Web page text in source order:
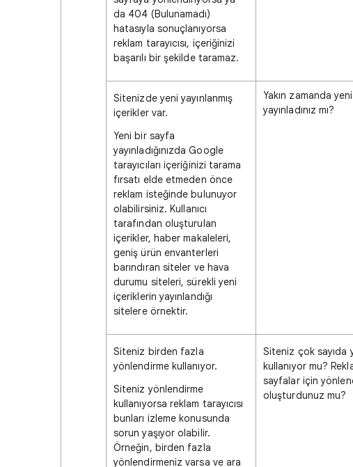
da 404 (Bulunamadı)
hatasıyla sonuçlanıyorsa
reklam tarayıcısı, içeriğinizi
başarılı bir şekilde taramaz.
Sitenizde yeni yayınlanmış
içerikler var.
Yeni bir sayfa
yayınladığınızda Google
tarayıcıları içeriğinizi tarama
fırsatı elde etmeden önce
reklam isteğinde bulunuyor
olabilirsiniz. Kullanıcı
tarafından oluşturulan
içerikler, haber makaleleri,
geniş ürün envanterleri
barındıran siteler ve hava
durumu siteleri, sürekli yeni
içeriklerin yayınlandığı
sitelere örnektir.
Yakın zamanda
yayınladınız mı?
Siteniz birden fazla
yönlendirme kullanıyor.
Siteniz yönlendirme
kullanıyorsa reklam tarayıcısı
bunları izleme konusunda
sorun yaşıyor olabilir.
Örneğin, birden fazla
yönlendirmeniz varsa ve ara
Siteniz çok sayıda
kullanıyor mu?
sayfalar için
oluşturdunuz mu?